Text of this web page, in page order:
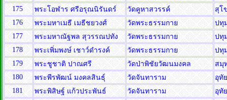
175
พระโอฬาร ศรีอรุณนิรันดร์ วัดคูหาสวรรค์
สุโ
176
พระมหาเมธี เมธีชยวงศ์ วัดพระธรรมกาย
ปทุ
177
พระมหาณัฐพล สุวรรณปทัง วัดพระธรรมกาย
ปทุ
178
พระเพิ่มพงษ์ เชาว์ดำรงค์ วัดพระธรรมกาย
ปทุ
179
พระชูชาติ ปาณศรี วัดป่าพิชัยวัฒนมงคล
สมุ
180
พระพีรพัฒน์ มงคลสินธุ์ วัดจันทาราม
อุทั
181
พระพิสิษฐ์ แก้วประพันธ์ วัดจันทาราม
อุทั